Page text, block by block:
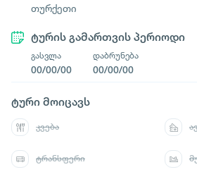
თურქეთი
ტურის გამართვის პერიოდი
გასვლა
00/00/00
დაბრუნება
00/00/00
ტური მოიცავს
კვება
ტრანსფერი